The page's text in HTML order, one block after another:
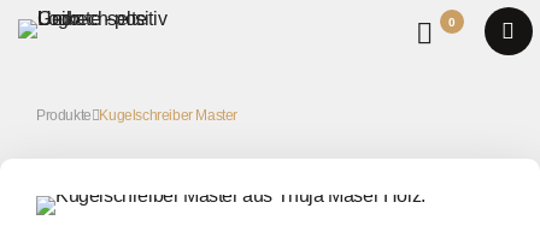
0
Produkte Kugelschreiber Master